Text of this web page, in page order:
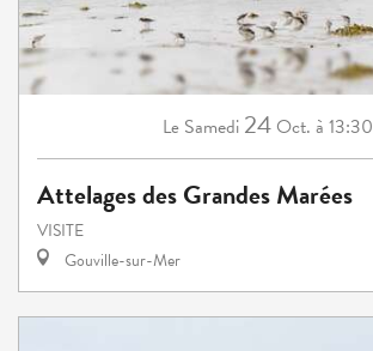
Le Samedi 24 Oct. à 13:30
Attelages des Grandes Marées
VISITE
Gouville-sur-Mer